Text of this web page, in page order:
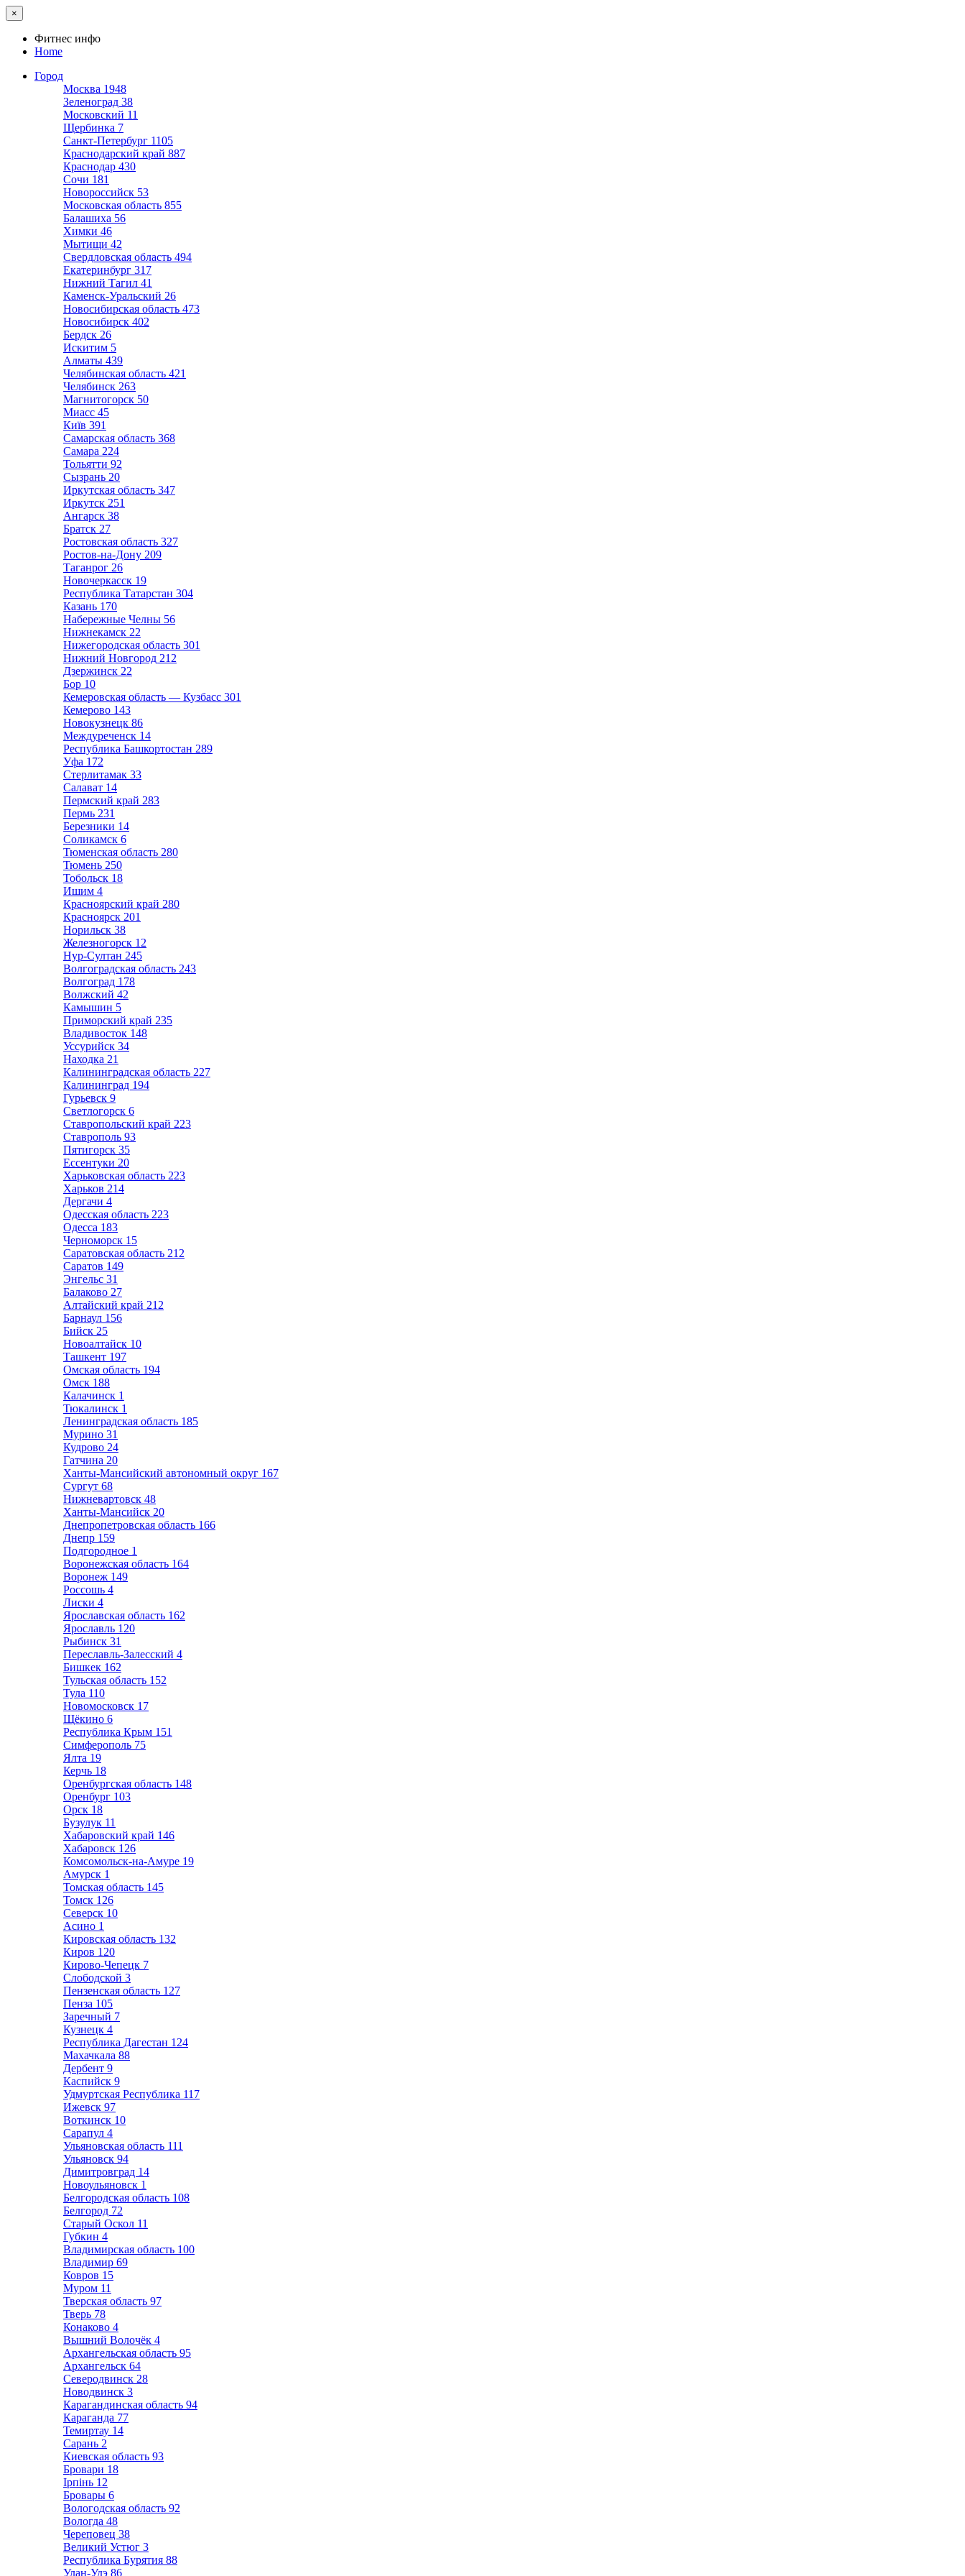
×
Фитнес инфо
Home
Город
Москва 1948
Зеленоград 38
Московский 11
Щербинка 7
Санкт-Петербург 1105
Краснодарский край 887
Краснодар 430
Сочи 181
Новороссийск 53
Московская область 855
Балашиха 56
Химки 46
Мытищи 42
Свердловская область 494
Екатеринбург 317
Нижний Тагил 41
Каменск-Уральский 26
Новосибирская область 473
Новосибирск 402
Бердск 26
Искитим 5
Алматы 439
Челябинская область 421
Челябинск 263
Магнитогорск 50
Миасс 45
Київ 391
Самарская область 368
Самара 224
Тольятти 92
Сызрань 20
Иркутская область 347
Иркутск 251
Ангарск 38
Братск 27
Ростовская область 327
Ростов-на-Дону 209
Таганрог 26
Новочеркасск 19
Республика Татарстан 304
Казань 170
Набережные Челны 56
Нижнекамск 22
Нижегородская область 301
Нижний Новгород 212
Дзержинск 22
Бор 10
Кемеровская область — Кузбасс 301
Кемерово 143
Новокузнецк 86
Междуреченск 14
Республика Башкортостан 289
Уфа 172
Стерлитамак 33
Салават 14
Пермский край 283
Пермь 231
Березники 14
Соликамск 6
Тюменская область 280
Тюмень 250
Тобольск 18
Ишим 4
Красноярский край 280
Красноярск 201
Норильск 38
Железногорск 12
Нур-Султан 245
Волгоградская область 243
Волгоград 178
Волжский 42
Камышин 5
Приморский край 235
Владивосток 148
Уссурийск 34
Находка 21
Калининградская область 227
Калининград 194
Гурьевск 9
Светлогорск 6
Ставропольский край 223
Ставрополь 93
Пятигорск 35
Ессентуки 20
Харьковская область 223
Харьков 214
Дергачи 4
Одесская область 223
Одесса 183
Черноморск 15
Саратовская область 212
Саратов 149
Энгельс 31
Балаково 27
Алтайский край 212
Барнаул 156
Бийск 25
Новоалтайск 10
Ташкент 197
Омская область 194
Омск 188
Калачинск 1
Тюкалинск 1
Ленинградская область 185
Мурино 31
Кудрово 24
Гатчина 20
Ханты-Мансийский автономный округ 167
Сургут 68
Нижневартовск 48
Ханты-Мансийск 20
Днепропетровская область 166
Днепр 159
Подгородное 1
Воронежская область 164
Воронеж 149
Россошь 4
Лиски 4
Ярославская область 162
Ярославль 120
Рыбинск 31
Переславль-Залесский 4
Бишкек 162
Тульская область 152
Тула 110
Новомосковск 17
Щёкино 6
Республика Крым 151
Симферополь 75
Ялта 19
Керчь 18
Оренбургская область 148
Оренбург 103
Орск 18
Бузулук 11
Хабаровский край 146
Хабаровск 126
Комсомольск-на-Амуре 19
Амурск 1
Томская область 145
Томск 126
Северск 10
Асино 1
Кировская область 132
Киров 120
Кирово-Чепецк 7
Слободской 3
Пензенская область 127
Пенза 105
Заречный 7
Кузнецк 4
Республика Дагестан 124
Махачкала 88
Дербент 9
Каспийск 9
Удмуртская Республика 117
Ижевск 97
Воткинск 10
Сарапул 4
Ульяновская область 111
Ульяновск 94
Димитровград 14
Новоульяновск 1
Белгородская область 108
Белгород 72
Старый Оскол 11
Губкин 4
Владимирская область 100
Владимир 69
Ковров 15
Муром 11
Тверская область 97
Тверь 78
Конаково 4
Вышний Волочёк 4
Архангельская область 95
Архангельск 64
Северодвинск 28
Новодвинск 3
Карагандинская область 94
Караганда 77
Темиртау 14
Сарань 2
Киевская область 93
Бровари 18
Ірпінь 12
Бровары 6
Вологодская область 92
Вологда 48
Череповец 38
Великий Устюг 3
Республика Бурятия 88
Улан-Удэ 86